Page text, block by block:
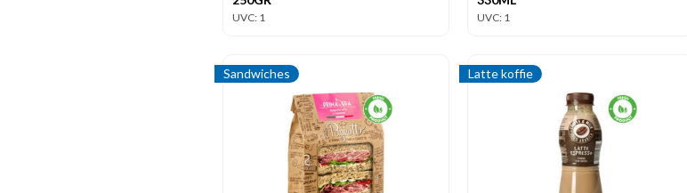
UVC: 1 UVC: 1
Sandwiches Latte koffie